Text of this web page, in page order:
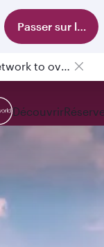
Passer sur
Qatar Airways Expands Global Network to over 160 Destinations
Passengers flying between Doha and Auckland on QR914 and QR915
Découvrir